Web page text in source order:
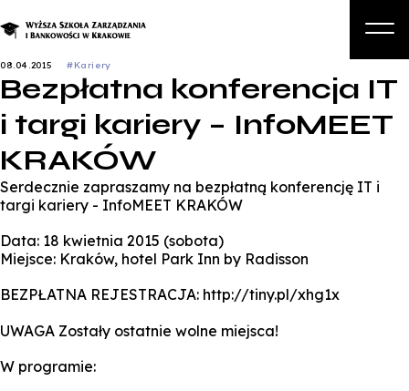
Studia
Kandydat
08.04.2015 #Kariery
Bezpłatna konferencja IT
i targi kariery – InfoMEET
KRAKÓW
Serdecznie zapraszamy na bezpłatną konferencję IT i
targi kariery - InfoMEET KRAKÓW
Data: 18 kwietnia 2015 (sobota)
Miejsce: Kraków, hotel Park Inn by Radisson
BEZPŁATNA REJESTRACJA: http://tiny.pl/xhg1x
UWAGA Zostały ostatnie wolne miejsca!
W programie: